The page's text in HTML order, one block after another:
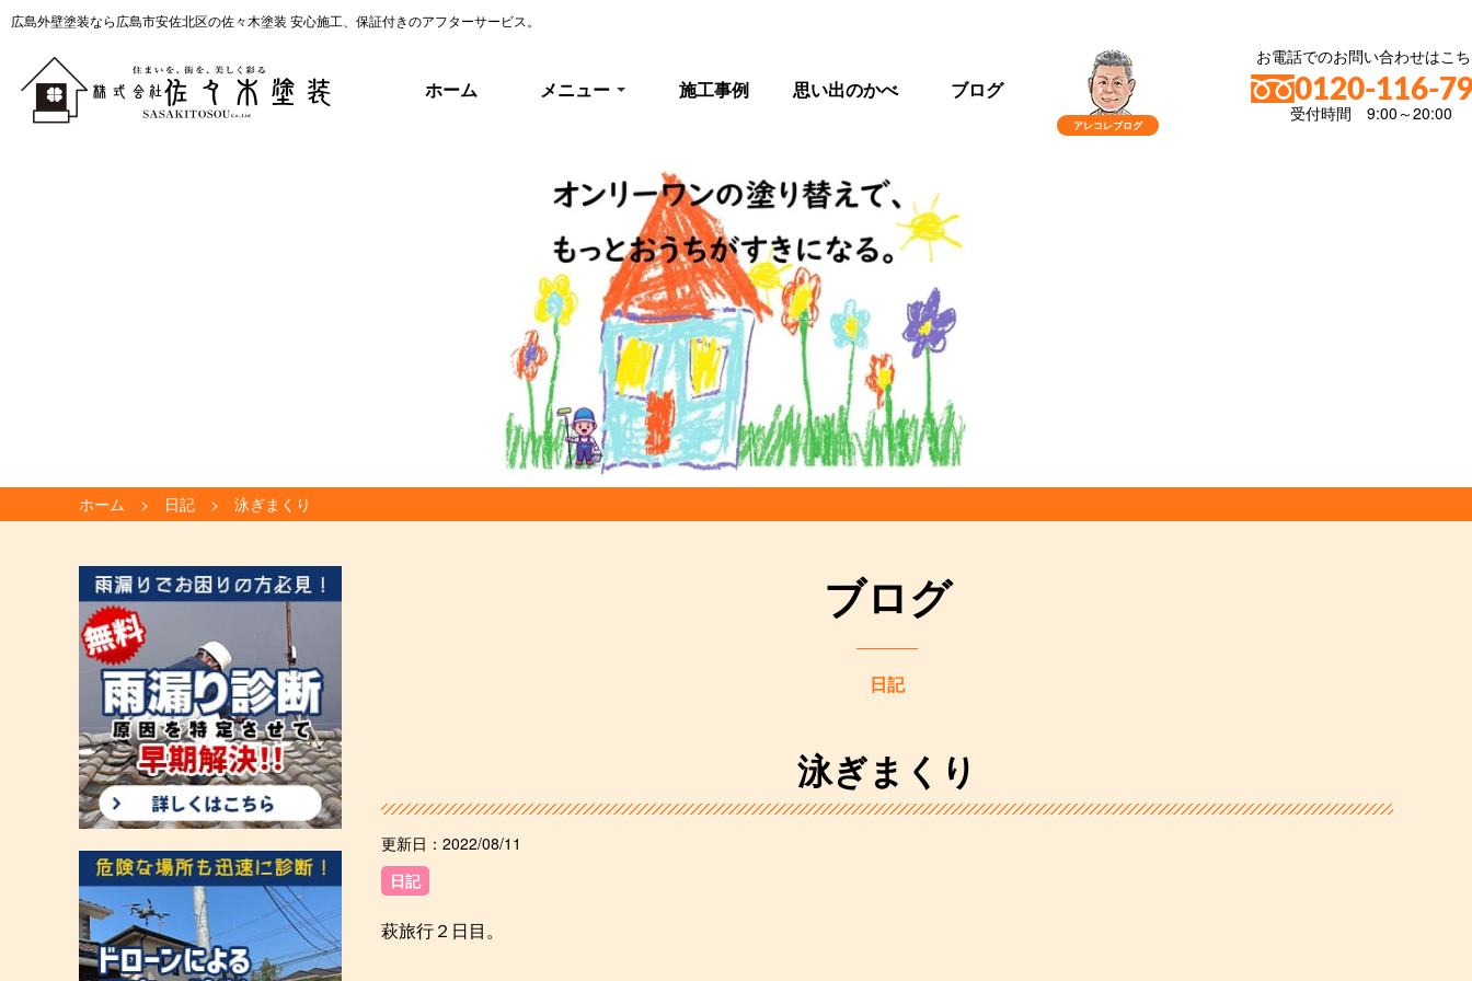
広島外壁塗装なら広島市安佐北区の佐々木塗装 安心施工、保証付きのアフターサービス。
ホーム メニュー 施工事例 思い出のかべ ブログ
お電話でのお問い合わせはこ
0120-116-
受付時間 9:00～20:00
ホーム 日記 泳ぎまくり
ブログ
日記
泳ぎまくり
更新日： 2022/08/11
日記
萩旅行２日目。